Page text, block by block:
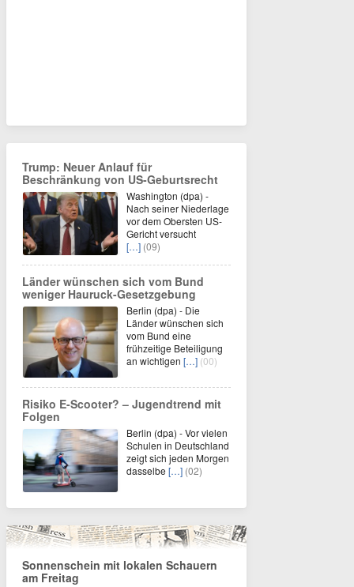
Trump: Neuer Anlauf für
Beschränkung von US-Geburtsrecht
Washington (dpa) -
Nach seiner Niederlage
vor dem Obersten US-
Gericht versucht
[…] (09)
Länder wünschen sich vom Bund
weniger Hauruck-Gesetzgebung
Berlin (dpa) - Die
Länder wünschen sich
vom Bund eine
frühzeitige Beteiligung
an wichtigen […] (00)
Risiko E-Scooter? – Jugendtrend mit
Folgen
Berlin (dpa) - Vor vielen
Schulen in Deutschland
zeigt sich jeden Morgen
dasselbe […] (02)
Sonnenschein mit lokalen Schauern
am Freitag